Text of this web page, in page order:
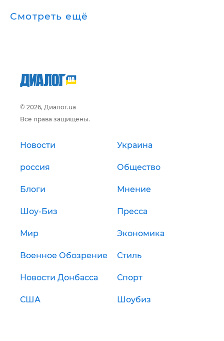
Смотреть ещё
© 2026, Диалог.ua
Все права защищены.
Новости Украина
россия Общество
Блоги Мнение
Шоу-Биз Пресса
Мир Экономика
Военное Обозрение Стиль
Новости Донбасса Спорт
США Шоубиз